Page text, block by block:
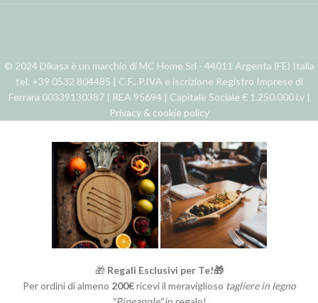
© 2024 Dikasa è un marchio di MC Home Srl - 44011 Argenta (FE) Italia
tel. +39 0532 804485 | C.F., P.IVA e iscrizione Registro Imprese di
Ferrara 00339130387 | REA 95694 | Capitale Sociale € 1.250.000 i.v |
Privacy & cookie policy
🎁 Regali Esclusivi per Te!🎁
Per ordini di almeno 200€ricevi il meraviglioso tagliere in legno